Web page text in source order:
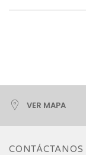
VER MAPA
CONTÁCTANOS